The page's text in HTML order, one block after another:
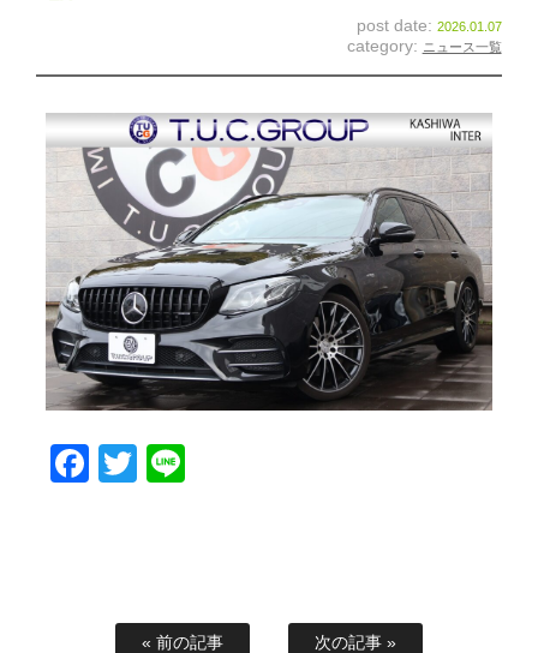
スタッフ紹介
会社概要 個人情報保護方針
スタッフブログ 納車情報
ホーム T.U.C.GROUP
post date: 2026.01.07
category: ニュース一覧
Facebook
Twitter
« 前の記事 次の記事 »